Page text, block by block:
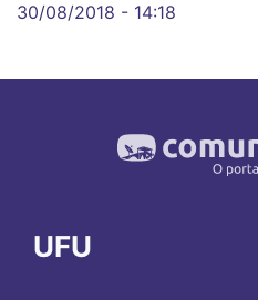
30/08/2018 - 14:18
UFU